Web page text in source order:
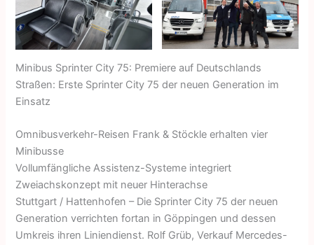
Minibus Sprinter City 75: Premiere auf Deutschlands
Straßen: Erste Sprinter City 75 der neuen Generation im
Einsatz
Omnibusverkehr-Reisen Frank & Stöckle erhalten vier
Minibusse
Vollumfängliche Assistenz-Systeme integriert
Zweiachskonzept mit neuer Hinterachse
Stuttgart / Hattenhofen – Die Sprinter City 75 der neuen
Generation verrichten fortan in Göppingen und dessen
Umkreis ihren Liniendienst. Rolf Grüb, Verkauf Mercedes-